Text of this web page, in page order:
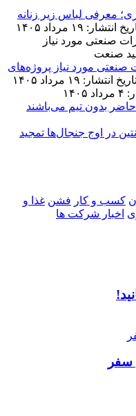
معرفی لباس زیر زنانه
انتشار: ۱۹ مرداد ۱۴۰۵
صنعتی مورد نیاز پروژه‌های
انتشار: ۱۹ مرداد ۱۴۰۵
بدون تیم می‌باشند
در اوج جنجال‌ها تمجید
کسب و کار فشن غذا و
اخبار شرکت ها
سفر